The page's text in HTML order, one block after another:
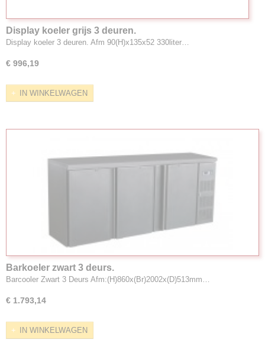
Display koeler grijs 3 deuren.
Display koeler 3 deuren. Afm 90(H)x135x52 330liter…
€ 996,19
IN WINKELWAGEN
Barkoeler zwart 3 deurs.
Barcooler Zwart 3 Deurs Afm:(H)860x(Br)2002x(D)513mm…
€ 1.793,14
IN WINKELWAGEN